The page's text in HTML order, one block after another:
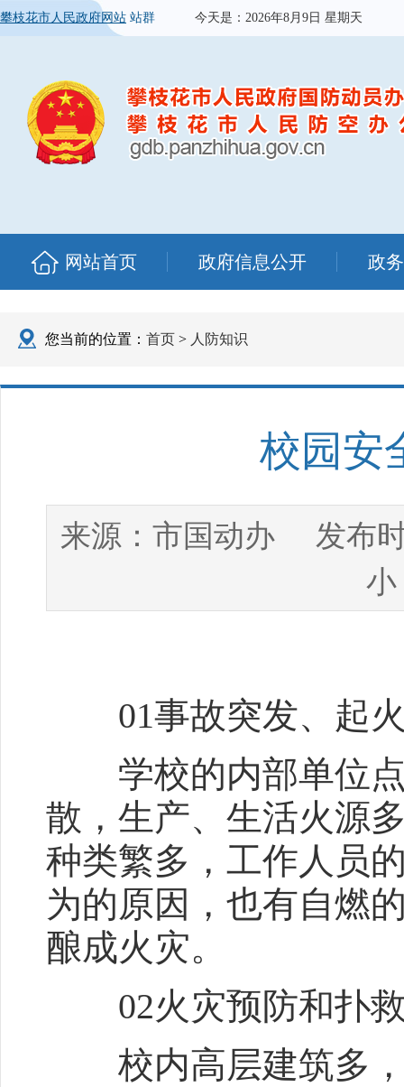
攀枝花市人民政府网站 站群 今天是： 2026年8月9日 星期天
网站首页 政府信息公开 政
您当前的位置： 首页 > 人防知识
校园安
来源： 市国动办发布时
小
01事故突发、起火
学校的内部单位点
散，生产、生活火源
种类繁多，工作人员
为的原因，也有自燃
酿成火灾。
02火灾预防和扑救
校内高层建筑多，